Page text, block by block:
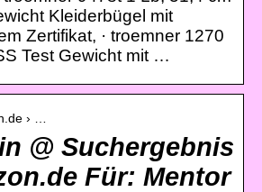
Kleiderbügel mit
Zertifikat, · troemner 1270
Test Gewicht mit …
› …
@ Suchergebnis
Für: Mentor